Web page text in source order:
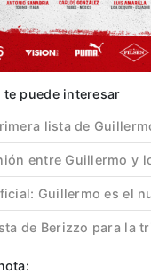
te puede interesar
lista de
entre Guillermo y
Guillermo es el
de Berizzo para la